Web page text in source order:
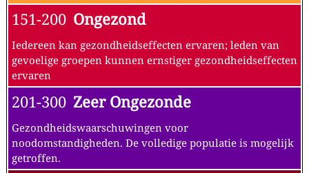
151-200 Ongezond
Iedereen kan gezondheidseffecten ervaren; leden van
gevoelige groepen kunnen ernstiger gezondheidseffecten
ervaren
201-300 Zeer Ongezonde
Gezondheidswaarschuwingen voor
noodomstandigheden. De volledige populatie is mogelijk
getroffen.